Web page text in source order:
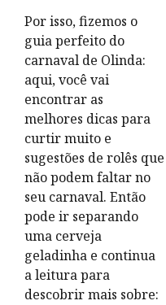
Por isso, fizemos o
guia perfeito do
carnaval de Olinda:
aqui, você vai
encontrar as
melhores dicas para
curtir muito e
sugestões de rolês que
não podem faltar no
seu carnaval. Então
pode ir separando
uma cerveja
geladinha e continua
a leitura para
descobrir mais sobre: